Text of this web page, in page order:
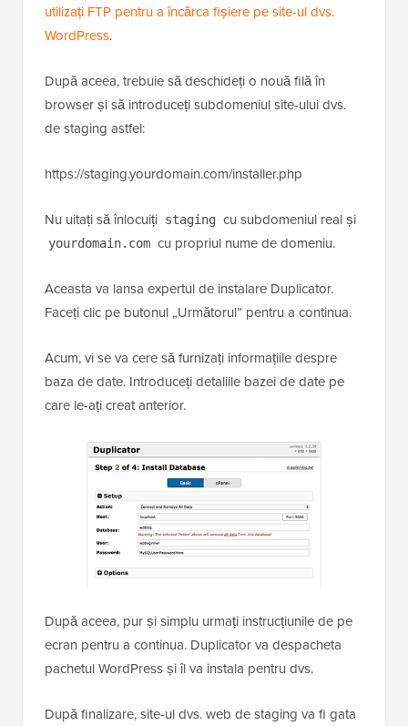
utilizați FTP pentru a încărca fișiere pe site-ul dvs.
WordPress.
După aceea, trebuie să deschideți o nouă filă în
browser și să introduceți subdomeniul site-ului dvs.
de staging astfel:
https://staging.yourdomain.com/installer.php
Nu uitați să înlocuiți staging cu subdomeniul real și
yourdomain.com cu propriul nume de domeniu.
Aceasta va lansa expertul de instalare Duplicator.
Faceți clic pe butonul „Următorul” pentru a continua.
Acum, vi se va cere să furnizați informațiile despre
baza de date. Introduceți detaliile bazei de date pe
care le-ați creat anterior.
După aceea, pur și simplu urmați instrucțiunile de pe
ecran pentru a continua. Duplicator va despacheta
pachetul WordPress și îl va instala pentru dvs.
După finalizare, site-ul dvs. web de staging va fi gata